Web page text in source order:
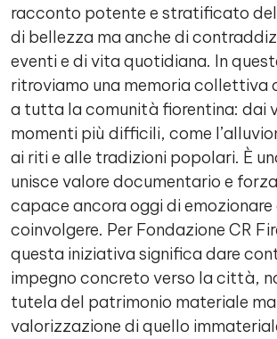
racconto potente e stratificato
di bellezza ma anche di
eventi e di vita quotidiana. In
ritroviamo una memoria collettiva
a tutta la comunità fiorentina: dai
momenti più difficili, come
ai riti e alle tradizioni popolari. È
unisce valore documentario e
capace ancora oggi di emozionare
coinvolgere. Per Fondazione CR
questa iniziativa significa dare
impegno concreto verso la città,
tutela del patrimonio materiale
valorizzazione di quello